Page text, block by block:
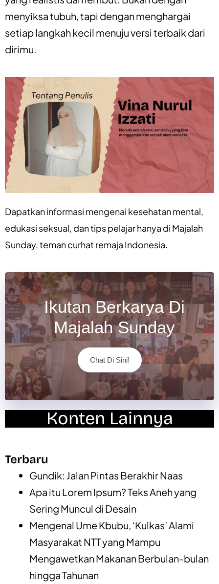
menyiksa tubuh, tapi dengan menghargai
setiap langkah kecil menuju versi terbaik dari
dirimu.
Dapatkan informasi mengenai kesehatan mental,
edukasi seksual, dantips pelajarhanya di Majalah
Sunday, teman curhat remaja Indonesia.
Ikutan Berkarya Di
Majalah Sunday
Chat Di Sini!
Konten Lainnya
Terbaru
Gundik: Jalan Pintas Berakhir Naas
Apa itu Lorem Ipsum? Teks Aneh yang
Sering Muncul di Desain
Mengenal Ume Kbubu, ‘Kulkas’ Alami
Masyarakat NTT yang Mampu
Mengawetkan Makanan Berbulan-bulan
hingga Tahunan